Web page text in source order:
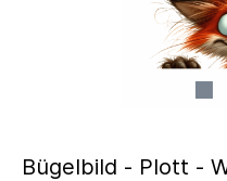
Bügelbild - Plott -